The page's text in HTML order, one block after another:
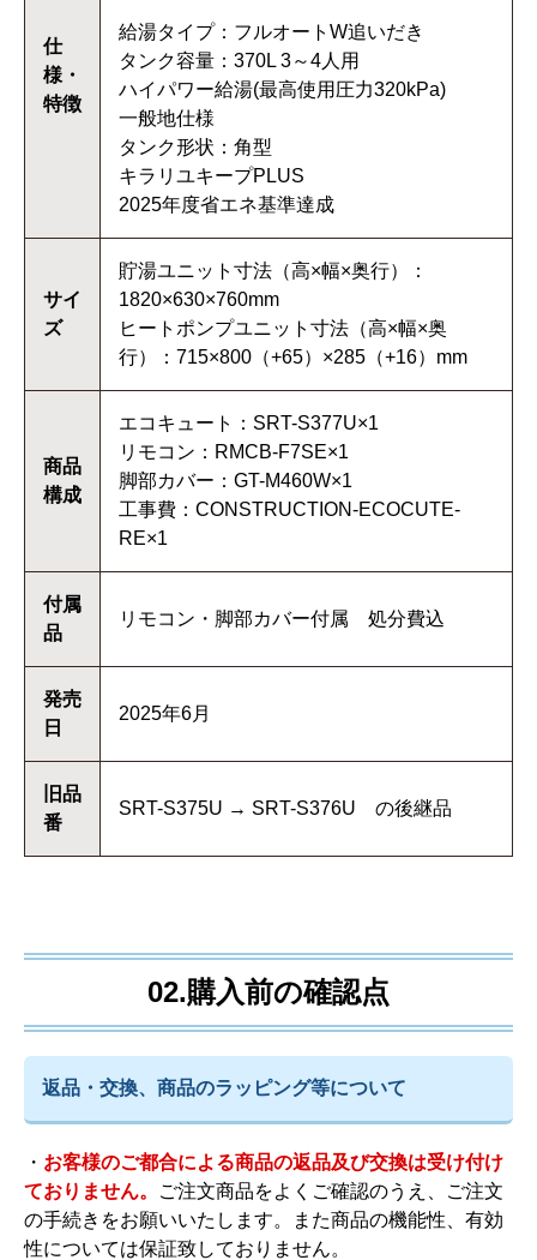
仕
様・
特徴
給湯タイプ：フルオートW追いだき
タンク容量：370L 3～4人用
ハイパワー給湯(最高使用圧力320kPa)
一般地仕様
タンク形状：角型
キラリユキープPLUS
2025年度省エネ基準達成
サイ
ズ
貯湯ユニット寸法（高×幅×奥行）：
1820×630×760mm
ヒートポンプユニット寸法（高×幅×奥
行）：715×800（+65）×285（+16）mm
商品
構成
エコキュート：SRT-S377U×1
リモコン：RMCB-F7SE×1
脚部カバー：GT-M460W×1
工事費：CONSTRUCTION-ECOCUTE-
RE×1
付属
品
リモコン・脚部カバー付属 処分費込
発売
日
2025年6月
旧品
番
SRT-S375U → SRT-S376U の後継品
02.購入前の確認点
返品・交換、商品のラッピング等について
・ お客様のご都合による商品の返品及び交換は受け付け
ておりません。
ご注文商品をよくご確認のうえ、ご注文
の手続きをお願いいたします。また商品の機能性、有効
性については保証致しておりません。